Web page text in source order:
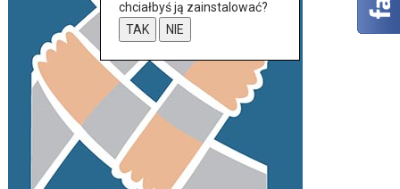
chciałbyś ją zainstalować?
TAK
NIE